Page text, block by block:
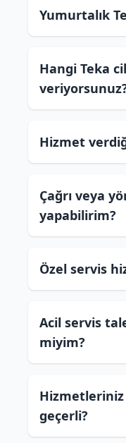
Yumurtalık
Hangi Teka
Hizmet
Çağrı veya
yapabilirim?
Özel servis
Acil servis
miyim?
geçerli?